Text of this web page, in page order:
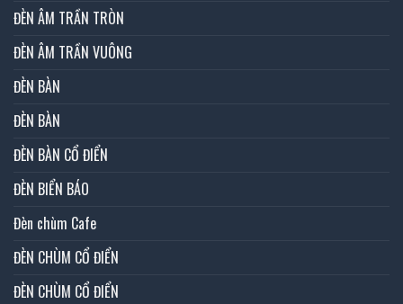
ĐÈN ÂM TRẦN TRÒN
ĐÈN ÂM TRẦN VUÔNG
ĐÈN BÀN
ĐÈN BÀN
ĐÈN BÀN CỔ ĐIỂN
ĐÈN BIỂN BÁO
Đèn chùm Cafe
ĐÈN CHÙM CỔ ĐIỂN
ĐÈN CHÙM CỔ ĐIỂN